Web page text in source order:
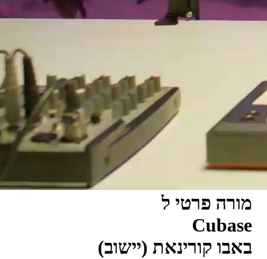
מורה פרטי ל
Cubase
באבו קורינאת (יישוב)